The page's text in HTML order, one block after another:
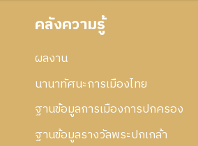
คลังความรู้
ผลงาน
นานาทัศนะการเมืองไทย
ฐานข้อมูลการเมืองการปกครอง
ฐานข้อมูลรางวัลพระปกเกล้า